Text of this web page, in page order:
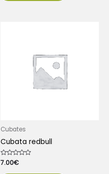
Cubates
Cubata redbull
Valorado
con
7.00€